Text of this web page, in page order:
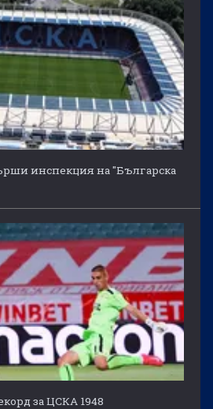
инспекция на "Българска
за ЦСКА 1948